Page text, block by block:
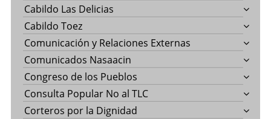
Cabildo Las Delicias
Cabildo Toez
Comunicación y Relaciones Externas
Comunicados Nasaacin
Congreso de los Pueblos
Consulta Popular No al TLC
Corteros por la Dignidad